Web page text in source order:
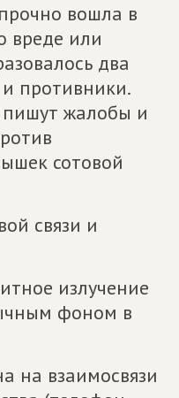
вошла в
вреде или
два
противники.
пишут жалобы и
сотовой
связи и
излучение
фоном в
на взаимосвязи